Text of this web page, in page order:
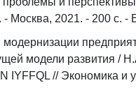
Москва, 2021. - 200 с. -
модели развития /
IYFFQL // Экономика